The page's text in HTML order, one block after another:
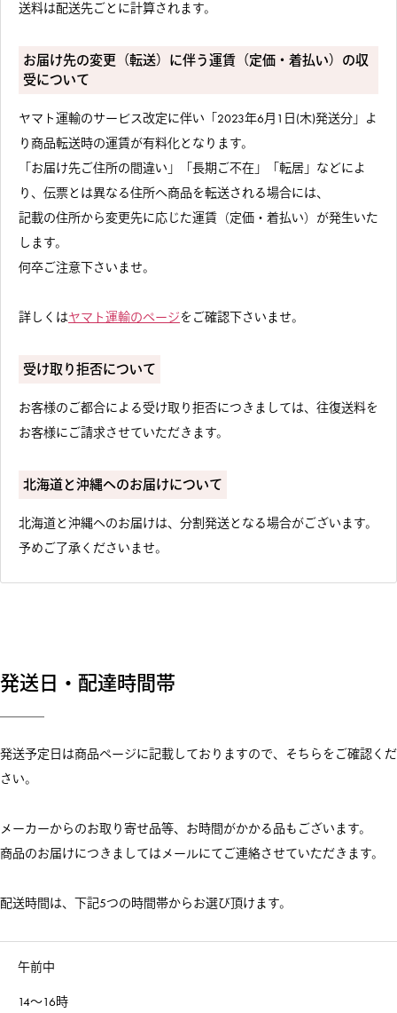
送料は配送先ごとに計算されます。
お届け先の変更（転送）に伴う運賃（定価・着払い）の収
受について
ヤマト運輸のサービス改定に伴い「2023年6月1日(木)発送分」よ
り商品転送時の運賃が有料化となります。
「お届け先ご住所の間違い」「長期ご不在」「転居」などによ
り、伝票とは異なる住所へ商品を転送される場合には、
記載の住所から変更先に応じた運賃（定価・着払い）が発生いた
します。
何卒ご注意下さいませ。
詳しくはヤマト運輸のページをご確認下さいませ。
受け取り拒否について
お客様のご都合による受け取り拒否につきましては、往復送料を
お客様にご請求させていただきます。
北海道と沖縄へのお届けについて
北海道と沖縄へのお届けは、分割発送となる場合がございます。
予めご了承くださいませ。
発送日・配達時間帯
発送予定日は商品ページに記載しておりますので、そちらをご確認くだ
さい。
メーカーからのお取り寄せ品等、お時間がかかる品もございます。
商品のお届けにつきましてはメールにてご連絡させていただきます。
配送時間は、下記5つの時間帯からお選び頂けます。
午前中
14～16時